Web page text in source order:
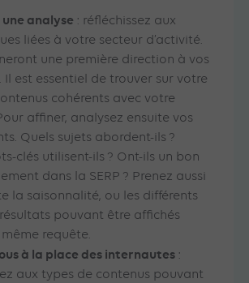
analyse : réfléchissez aux
liées à votre secteur d’activité.
une première direction à vos
Il est essentiel de trouver sur votre
cohérents avec votre
affiner, analysez ensuite vos
Quels sujets abordent-ils ?
clés utilisent-ils ? Ont-ils un bon
dans la SERP ? Prenez aussi
la saisonnalité, ou les différents
pouvant être affichés
requête.
à la place des internautes :
aux types de contenus pouvant